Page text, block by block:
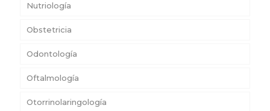
Nutriología
Obstetricia
Odontología
Oftalmología
Otorrinolaringología